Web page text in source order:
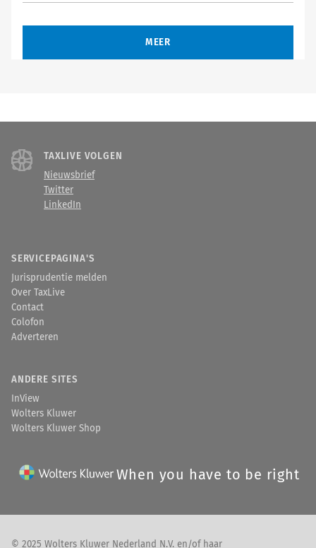
MEER
TAXLIVE VOLGEN
Nieuwsbrief
Twitter
LinkedIn
SERVICEPAGINA'S
Jurisprudentie melden
Over TaxLive
Contact
Colofon
Adverteren
ANDERE SITES
InView
Wolters Kluwer
Wolters Kluwer Shop
When you have to be right
© 2025 Wolters Kluwer Nederland N.V. en/of haar